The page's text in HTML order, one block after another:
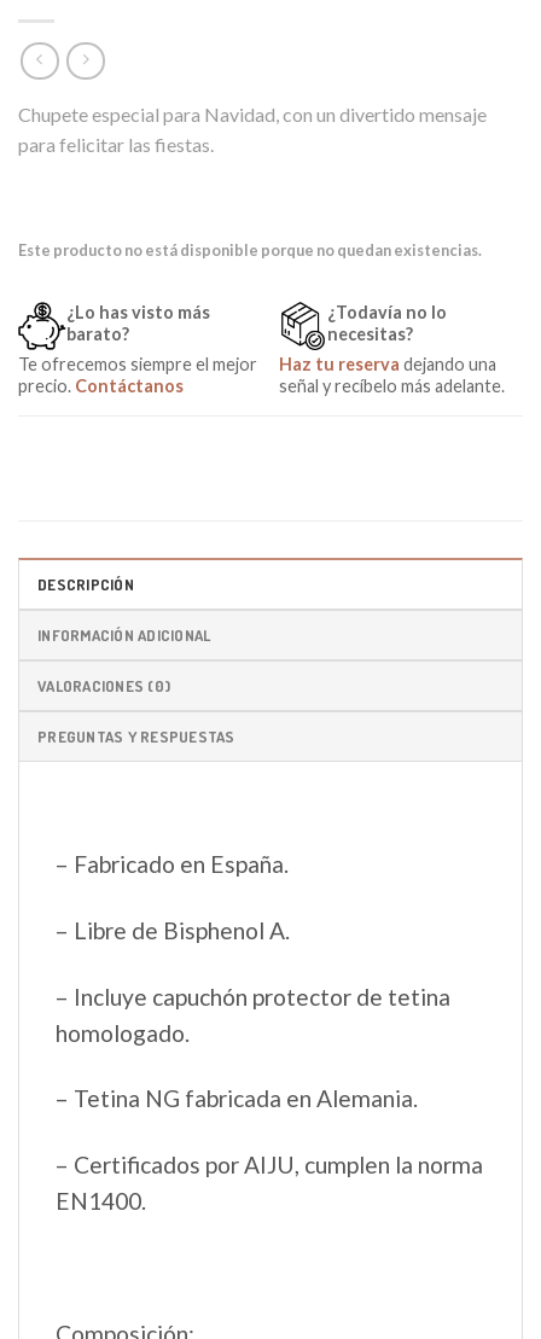
Chupete especial para Navidad, con un divertido mensaje
para felicitar las fiestas.
Este producto no está disponible porque no quedan existencias.
¿Lo has visto más
barato?
Te ofrecemos siempre el mejor
precio. Contáctanos
¿Todavía no lo
necesitas?
Haz tu reserva dejando una
señal y recíbelo más adelante.
DESCRIPCIÓN
INFORMACIÓN ADICIONAL
VALORACIONES (0)
PREGUNTAS Y RESPUESTAS
– Fabricado en España.
– Libre de Bisphenol A.
– Incluye capuchón protector de tetina
homologado.
– Tetina NG fabricada en Alemania.
– Certificados por AIJU, cumplen la norma
EN1400.